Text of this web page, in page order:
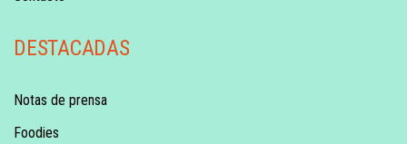
DESTACADAS
Notas de prensa
Foodies